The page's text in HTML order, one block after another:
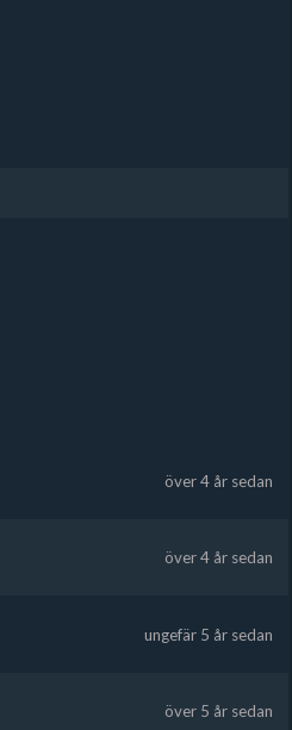
över 4 år sedan
över 4 år sedan
ungefär 5 år sedan
över 5 år sedan